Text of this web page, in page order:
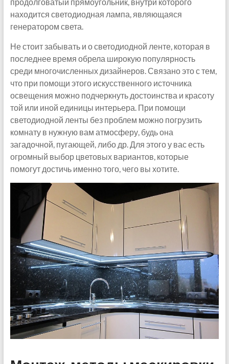
находится светодиодная лампа, являющаяся
генератором света.
Не стоит забывать и о светодиодной ленте, которая в
последнее время обрела широкую популярность
среди многочисленных дизайнеров. Связано это с тем,
что при помощи этого искусственного источника
освещения можно подчеркнуть достоинства и красоту
той или иной единицы интерьера. При помощи
светодиодной ленты без проблем можно погрузить
комнату в нужную вам атмосферу, будь она
загадочной, пугающей, либо др. Для этого у вас есть
огромный выбор цветовых вариантов, которые
помогут достичь именно того, чего вы хотите.